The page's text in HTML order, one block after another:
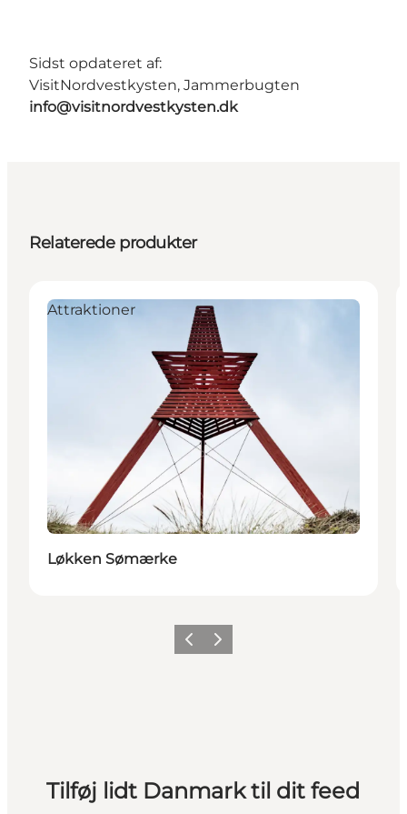
Sidst opdateret af:
VisitNordvestkysten, Jammerbugten
info@visitnordvestkysten.dk
Relaterede produkter
Attraktioner
Løkken Sømærke
ForrigeNæste
Tilføj lidt Danmark til dit feed